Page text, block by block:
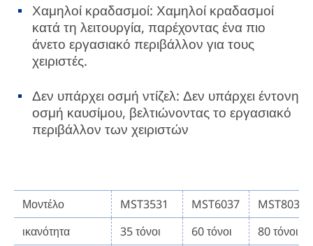
Χαμηλοί κραδασμοί: Χαμηλοί κραδασμοί
κατά τη λειτουργία, παρέχοντας ένα πιο
άνετο εργασιακό περιβάλλον για τους
χειριστές.
Δεν υπάρχει οσμή ντίζελ: Δεν υπάρχει έντονη
οσμή καυσίμου, βελτιώνοντας το εργασιακό
περιβάλλον των χειριστών
Μοντέλο MST3531 MST6037
MST8037
ικανότητα
35 τόνοι 60 τόνοι 80 τόνοι